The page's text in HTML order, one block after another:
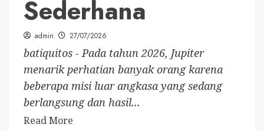
Sederhana
admin 27/07/2026
batiquitos - Pada tahun 2026, Jupiter
menarik perhatian banyak orang karena
beberapa misi luar angkasa yang sedang
berlangsung dan hasil...
Read More